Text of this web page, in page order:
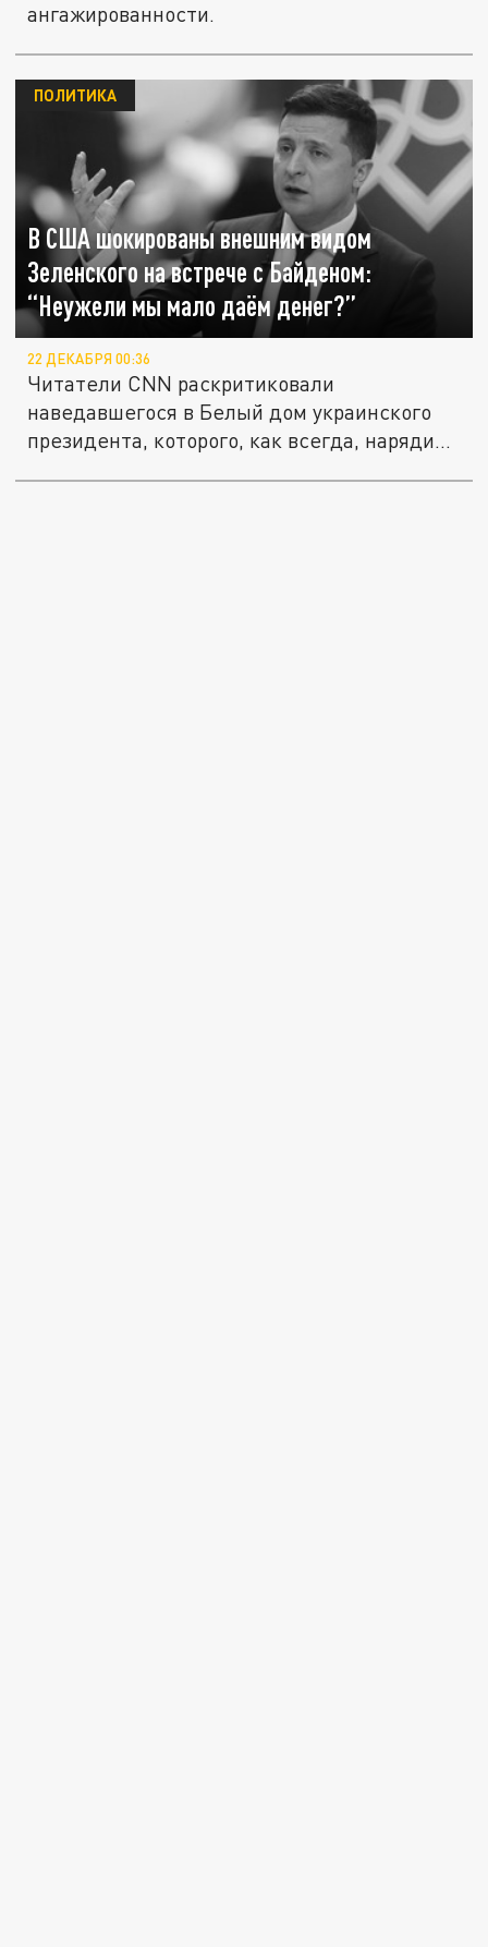
ангажированности.
В США шокированы внешним видом
Зеленского на встрече с Байденом:
“Неужели мы мало даём денег?”
ПОЛИТИКА
22 ДЕКАБРЯ 00:36
Читатели CNN раскритиковали
наведавшегося в Белый дом украинского
президента, которого, как всегда, нарядили